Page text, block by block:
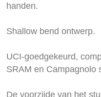
handen.
Shallow bend ontwerp.
UCI-goedgekeurd,
SRAM en Campagnolo
De voorzijde van het